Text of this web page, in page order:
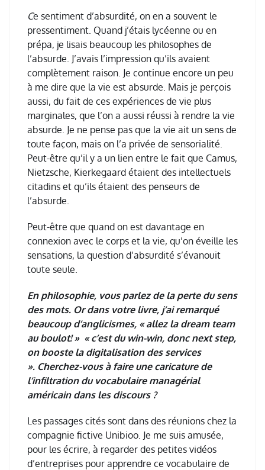
Ce sentiment d’absurdité, on en a souvent le
pressentiment. Quand j’étais lycéenne ou en
prépa, je lisais beaucoup les philosophes de
l’absurde. J’avais l’impression qu’ils avaient
complètement raison. Je continue encore un peu
à me dire que la vie est absurde. Mais je perçois
aussi, du fait de ces expériences de vie plus
marginales, que l’on a aussi réussi à rendre la vie
absurde. Je ne pense pas que la vie ait un sens de
toute façon, mais on l’a privée de sensorialité
Peut-être qu’il y a un lien entre le fait que Camus,
Nietzsche, Kierkegaard étaient des intellectuels
citadins et qu’ils étaient des penseurs de
l’absurde.
Peut-être que quand on est davantage en
connexion avec le corps et la vie, qu’on éveille les
sensations, la question d’absurdité s’évanouit
toute seule.
En philosophie, vous parlez de la perte du sens
des mots. Or dans votre livre, j’ai remarqué
beaucoup d’anglicismes, « allez la dream team
au boulot! » « c’est du win-win, donc next step,
on booste la digitalisation des services
». Cherchez-vous à faire une caricature de
l’infiltration du vocabulaire managérial
américain dans les discours ?
Les passages cités sont dans des réunions chez la
compagnie fictive Unibioo. Je me suis amusée,
pour les écrire, à regarder des petites vidéos
d’entreprises pour apprendre ce vocabulaire de